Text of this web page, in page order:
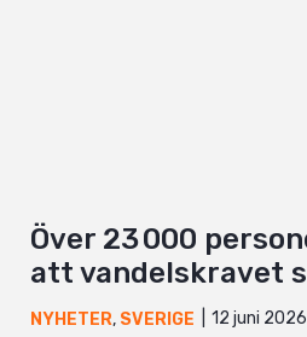
Över 23 000
att vandelskravet
NYHETER, SVERIGE 12 juni 2026